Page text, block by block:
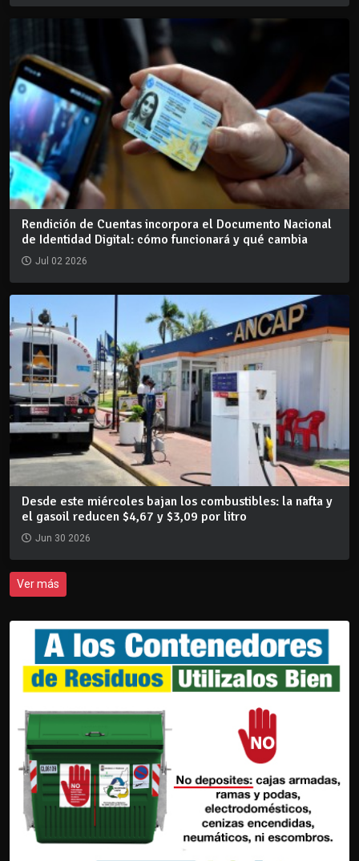
Rendición de Cuentas incorpora el Documento Nacional
de Identidad Digital: cómo funcionará y qué cambia
Jul 02 2026
Desde este miércoles bajan los combustibles: la nafta y
el gasoil reducen $4,67 y $3,09 por litro
Jun 30 2026
Ver más